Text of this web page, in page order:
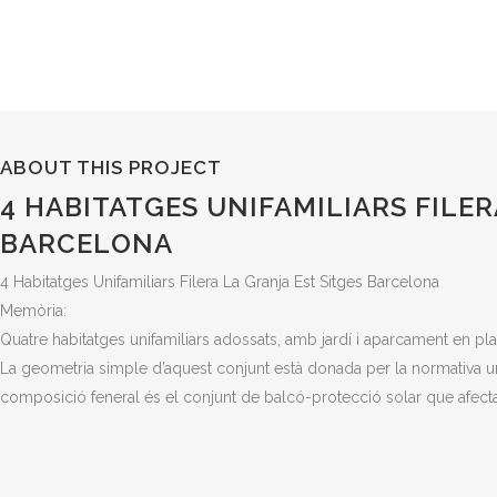
ABOUT THIS PROJECT
4 HABITATGES UNIFAMILIARS
BARCELONA
4 Habitatges Unifamiliars Filera La Granja Est Sitges Barcelona
Memòria:
Quatre habitatges unifamiliars adossats, amb jardí i aparcament en
La geometria simple d’aquest conjunt està donada per la
composició feneral és el conjunt de balcó-protecció solar que